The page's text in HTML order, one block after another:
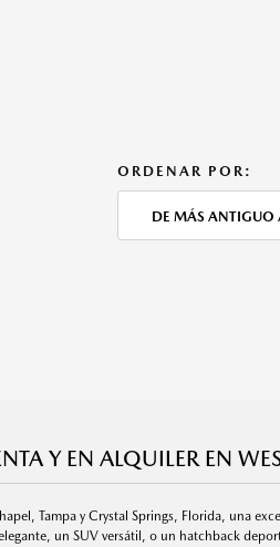
ORDENAR POR:
DE MÁS ANTIGUO
Y EN ALQUILER EN
Tampa y Crystal Springs, Florida, una
un SUV versátil, o un hatchback